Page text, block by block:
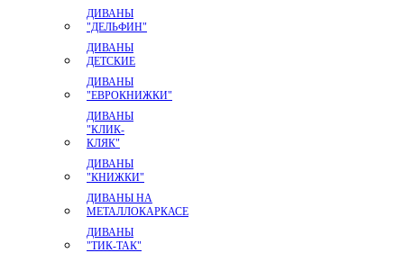
ДИВАНЫ
"ДЕЛЬФИН"
ДИВАНЫ
ДЕТСКИЕ
ДИВАНЫ
"ЕВРОКНИЖКИ"
ДИВАНЫ
"КЛИК-
КЛЯК"
ДИВАНЫ
"КНИЖКИ"
ДИВАНЫ НА
МЕТАЛЛОКАРКАСЕ
ДИВАНЫ
"ТИК-ТАК"